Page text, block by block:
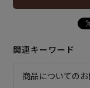
関連キーワード
商品についての